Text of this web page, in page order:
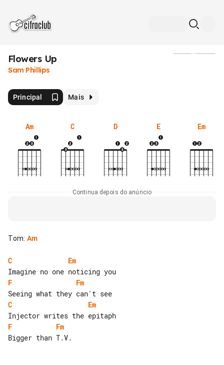
Flowers Up
Sam Phillips
Principal Mais
Am C D E Em
Continua depois do anúncio
Tom: Am
C
Em
F
Fm
C
Em
F
Fm
Bigger than T.V.